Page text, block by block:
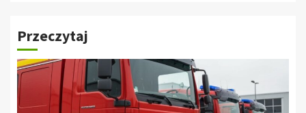
Przeczytaj